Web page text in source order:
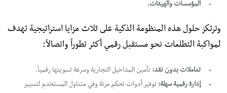
المؤسسات والهيئات.
​وترتكز حلول هذه المنظومة الذكية على ثلاث مزايا استراتيجية تهدف
لمواكبة التطلعات نحو مستقبل رقمي أكثر تطوراً واتصالاً:
تعاملات بدون نقد: تأمين المداخيل التجارية وسرعة تسويتها رقمياً.
إدارة رقمية سهلة: توفير أدوات تحكم مرنة وفي متناول المستخدم لتسيير